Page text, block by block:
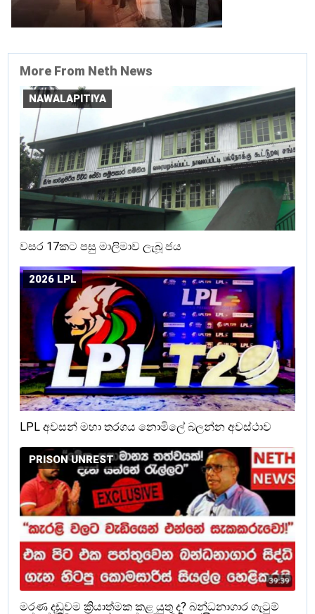
More From Neth News
NAWALAPITIYA
වසර 17කට පසු මාලිමාව ලැබූ ජය
2026 LPL
LPL අවසන් මහා තරගය නොමිලේ බලන්න අවස්ථාව
PRISON UNREST
මරණ දඩුවම ක්‍රියාත්මක කළ යුතු ද? බන්ධනාගාර ගැටුම්